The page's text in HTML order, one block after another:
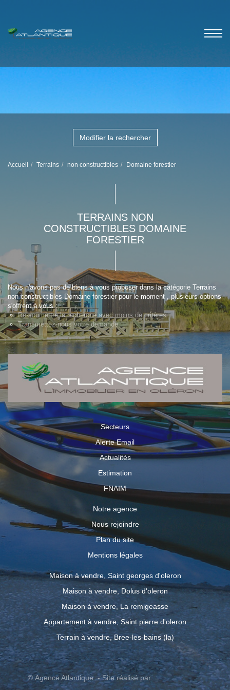
Modifier la rechercher
Accueil Terrains non constructibles Domaine forestier
TERRAINS NON
CONSTRUCTIBLES DOMAINE
FORESTIER
Nous n'avons pas de biens à vous proposer dans la catégorie Terrains
non constructibles Domaine forestier pour le moment , plusieurs options
s'offrent à vous :
Re-soumettre la recherche avec moins de critères.
Transmettez-nous votre demande
Secteurs
Alerte Email
Actualités
Estimation
FNAIM
Notre agence
Nous rejoindre
Plan du site
Mentions légales
Maison à vendre, Saint georges d'oleron
Maison à vendre, Dolus d'oleron
Maison à vendre, La remigeasse
Appartement à vendre, Saint pierre d'oleron
Terrain à vendre, Bree-les-bains (la)
© Agence Atlantique - Site réalisé par :